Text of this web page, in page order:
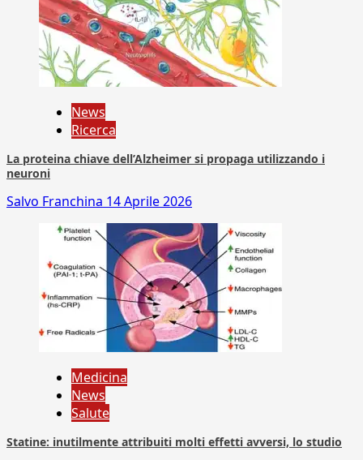
News
Ricerca
La proteina chiave dell’Alzheimer si propaga utilizzando i
neuroni
Salvo Franchina 14 Aprile 2026
Medicina
News
Salute
Statine: inutilmente attribuiti molti effetti avversi, lo studio